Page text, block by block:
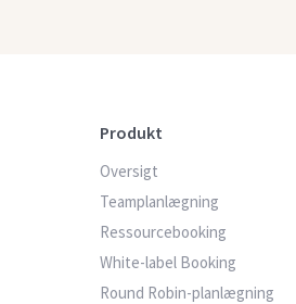
Produkt
Oversigt
Teamplanlægning
Ressourcebooking
White-label Booking
Round Robin-planlægning